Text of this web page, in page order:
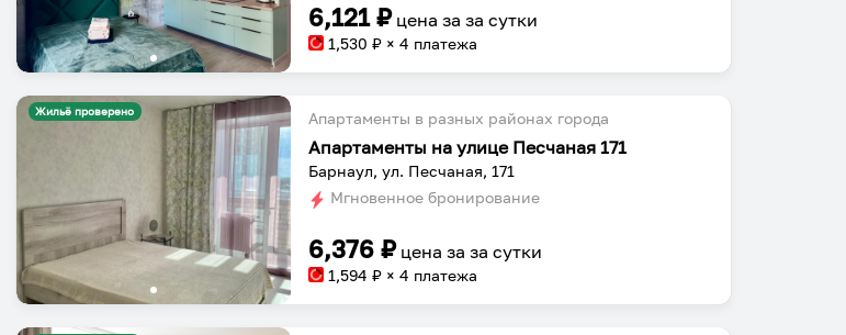
6,121₽ цена заза сутки
1,530 ₽ × 4 платежа
Жильё проверено Апартаменты в разных районах города
Апартаменты на улице Песчаная 171
Барнаул, ул. Песчаная, 171
Мгновенное бронирование
6,376 ₽ цена заза сутки
1,594 ₽ × 4 платежа